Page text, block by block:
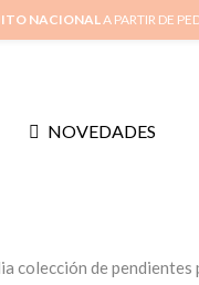
NOVEDADES
colección de
NACIONALA PARTIR DE